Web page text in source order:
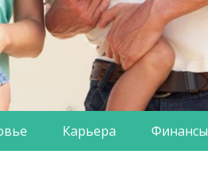
Карьера Финансы